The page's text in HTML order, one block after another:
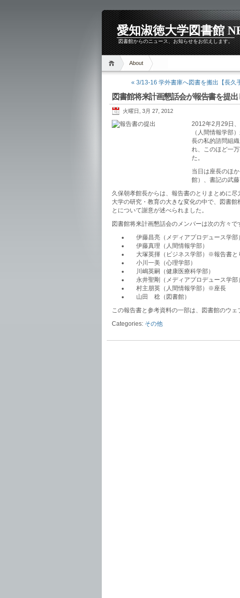
愛知淑徳大学図書館
図書館からのニュース、お知らせをお伝えします。
About
« 3/13-16 学外書庫へ図書を搬出【長久手
図書館将来計画懇話会が報告書を提
火曜日, 3月 27, 2012
2012年2月29日
（人間情報学部
長の私的諮問組
れ、このほど一
た。
当日は座長のほ
館）、書記の武
久保朝孝館長からは、報告書のとりまとめに
大学の研究・教育の大きな変化の中で、図書
とについて謝意が述べられました。
図書館将来計画懇話会のメンバーは次の方々で
伊藤昌亮（メディアプロデュース学部）
伊藤真理（人間情報学部）
大塚英揮（ビジネス学部）※報告書と
小川一美（心理学部）
川嶋英嗣（健康医療科学部）
永井聖剛（メディアプロデュース学部）
村主朋英（人間情報学部）※座長
山田 稔（図書館）
この報告書と参考資料の一部は、図書館のウェ
Categories: その他